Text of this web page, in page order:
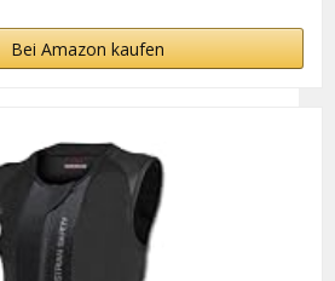
Bei Amazon kaufen